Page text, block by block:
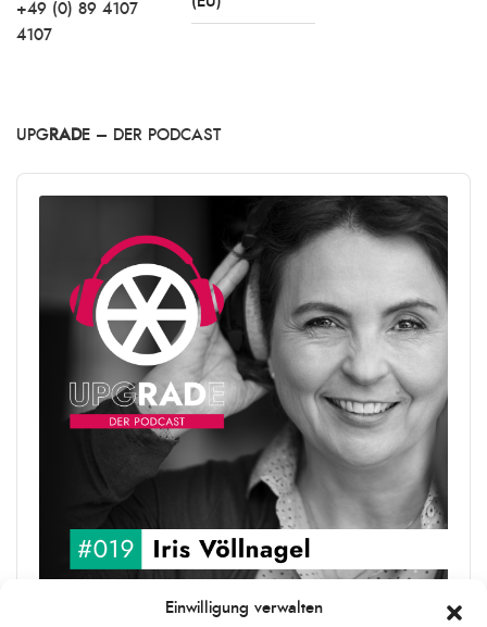
Einwilligung verwalten
+49 (0) 89 4107
4107
UPG RADE – DER PODCAST
Audio